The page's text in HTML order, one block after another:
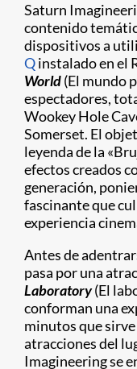
Saturn
contenido
dispositivos a
Qinstalado en el
World(El mundo
espectadores,
Wookey Hole
Somerset. El
leyenda de la
efectos creados
generación,
fascinante que
experiencia
Antes de
pasa por una
Laboratory(El
conforman una
minutos que
atracciones del
Imagineering se